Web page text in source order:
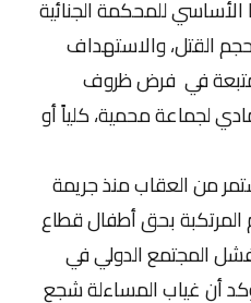
روما الأساسي للمحكمة الجنائية
إلى حجم القتل، والاستهداف
في فرض ظروف
لجماعة محمية، كلياً أو
من العقاب منذ جريمة
المرتكبة بحق أطفال قطاع
المجتمع الدولي في
أن غياب المساءلة شجع